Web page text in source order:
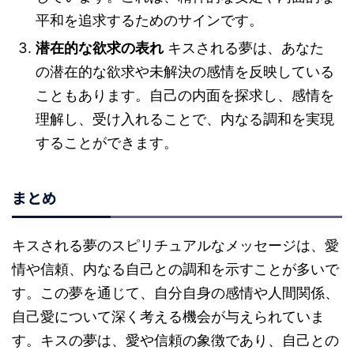
平和を追求するためのサインです。
潜在的な欲求の表れキスされる夢は、あなた
の潜在的な欲求や未解決の感情を反映している
こともあります。自己の内面を探求し、感情を
理解し、受け入れることで、内なる調和を実現
することができます。
まとめ
キスされる夢のスピリチュアルなメッセージは、愛
情や信頼、内なる自己との調和を示すことが多いで
す。この夢を通じて、自分自身の感情や人間関係、
自己愛について深く考える機会が与えられていま
す。キスの夢は、愛や信頼の象徴であり、自己との